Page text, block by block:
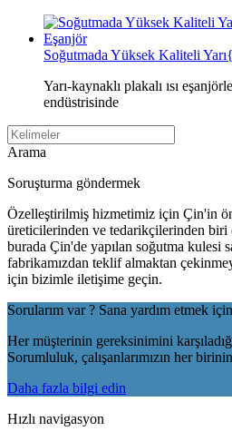
Soğutmada Yüksek Kaliteli
Yarı-kaynaklı plakalı ısı
endüstrisinde
Arama
Soruşturma göndermek
Özelleştirilmiş hizmetimiz için Çin'in
üreticilerinden ve tedarikçilerinden biri
burada Çin'de yapılan soğutma kulesi
fabrikamızdan teklif almaktan
için bizimle iletişime geçin.
Sorularım var ? Sana yardım etmek
Her müşterinin gereksinimini
Sorumluluk, çalışanlarımızın her
Daha fazla bilgi edin
Hızlı navigasyon